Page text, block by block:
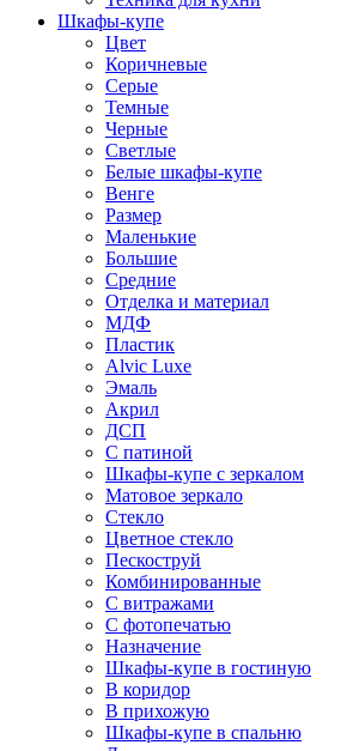
Шкафы-купе
Цвет
Коричневые
Серые
Темные
Черные
Светлые
Белые шкафы-купе
Венге
Размер
Маленькие
Большие
Средние
Отделка и материал
МДФ
Пластик
Alvic Luxe
Эмаль
Акрил
ДСП
С патиной
Шкафы-купе с зеркалом
Матовое зеркало
Стекло
Цветное стекло
Пескоструй
Комбинированные
С витражами
С фотопечатью
Назначение
Шкафы-купе в гостиную
В коридор
В прихожую
Шкафы-купе в спальню